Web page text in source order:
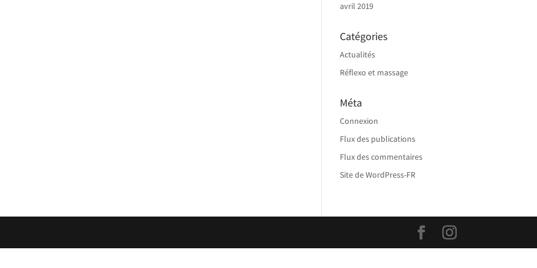
avril 2019
Catégories
Actualités
Réflexo et massage
Méta
Connexion
Flux des publications
Flux des commentaires
Site de WordPress-FR